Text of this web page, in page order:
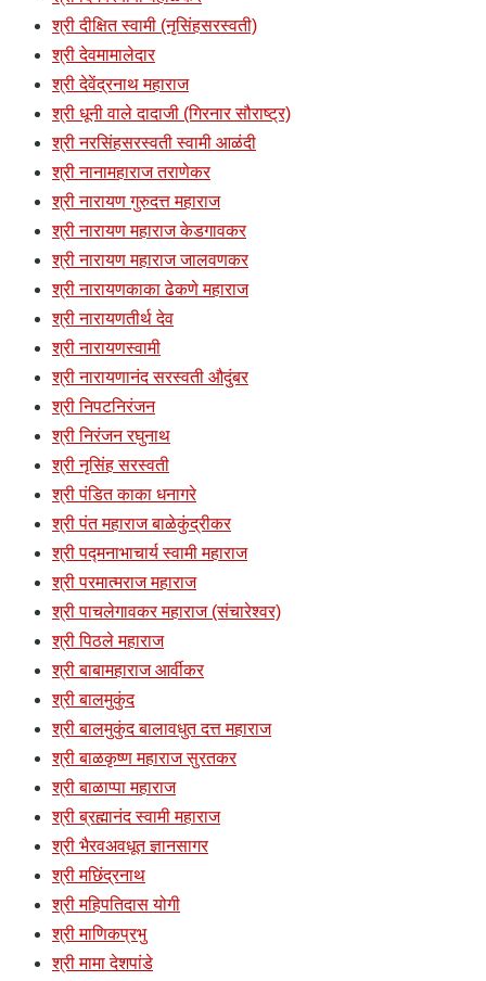
श्री दीक्षित स्वामी (नृसिंहसरस्वती)
श्री देवमामालेदार
श्री देवेंद्रनाथ महाराज
श्री धूनी वाले दादाजी (गिरनार सौराष्ट्र)
श्री नरसिंहसरस्वती स्वामी आळंदी
श्री नानामहाराज तराणेकर
श्री नारायण गुरुदत्त महाराज
श्री नारायण महाराज केडगावकर
श्री नारायण महाराज जालवणकर
श्री नारायणकाका ढेकणे महाराज
श्री नारायणतीर्थ देव
श्री नारायणस्वामी
श्री नारायणानंद सरस्वती औदुंबर
श्री निपटनिरंजन
श्री निरंजन रघुनाथ
श्री नृसिंह सरस्वती
श्री पंडित काका धनागरे
श्री पंत महाराज बाळेकुंद्रीकर
श्री पद्मनाभाचार्य स्वामी महाराज
श्री परमात्मराज महाराज
श्री पाचलेगावकर महाराज (संचारेश्वर)
श्री पिठले महाराज
श्री बाबामहाराज आर्वीकर
श्री बालमुकुंद
श्री बालमुकुंद बालावधुत दत्त महाराज
श्री बाळकृष्ण महाराज सुरतकर
श्री बाळाप्पा महाराज
श्री ब्रह्मानंद स्वामी महाराज
श्री भैरवअवधूत ज्ञानसागर
श्री मछिंद्रनाथ
श्री महिपतिदास योगी
श्री माणिकप्रभु
श्री मामा देशपांडे